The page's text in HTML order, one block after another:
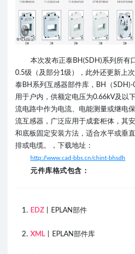
本次发布正泰BH(SDH)系列所有
0.5级（及部分1级），此外还更新上
泰BH系列互感器部件库， BH（
用于户内，供额定电压为0.66kV及以
流电路中作为电流、电能测量或继电保
流互感器，广泛应用于成套柜体，其
和底板固定安装方法，适合水平或垂
排或电缆。
，下载地址：
http://www.cad-bbs.cn/chint-bhsdh
元件库格式包含：
EDZ 丨EPLAN部件
XML 丨EPLAN部件库